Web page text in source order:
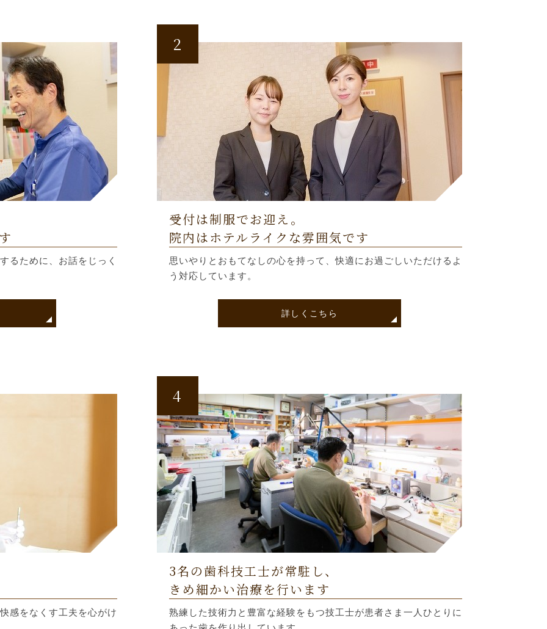
るために、お話をじっく
2
受付は制服でお迎え。
院内はホテルライクな雰囲気です
思いやりとおもてなしの心を持って、快適にお過ごしいただけるよ
う対応しています。
詳しくこちら
感をなくす工夫を心がけ
4
3名の歯科技工士が常駐し、
きめ細かい治療を行います
熟練した技術力と豊富な経験をもつ技工士が患者さま一人ひとりに